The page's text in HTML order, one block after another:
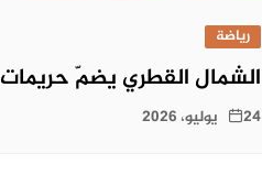
رياضة
الشمال القطري يضمّ حريمات
24 يوليو، 2026